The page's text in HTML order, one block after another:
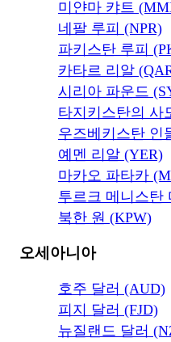
미얀마 캬트
네팔 루피 (NPR)
파키스탄 루피
카타르 리알
시리아 파운드
타지키스탄의 사
우즈베키스탄 인
예멘 리알 (YER)
마카오 파타카
투르크 메니스탄
북한 원 (KPW)
오세아니아
호주 달러 (AUD)
피지 달러 (FJD)
뉴질랜드 달러